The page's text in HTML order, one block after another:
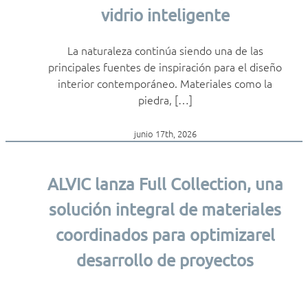
vidrio inteligente
La naturaleza continúa siendo una de las
principales fuentes de inspiración para el diseño
interior contemporáneo. Materiales como la
piedra, […]
junio 17th, 2026
ALVIC lanza Full Collection, una
solución integral de materiales
coordinados para optimizarel
desarrollo de proyectos